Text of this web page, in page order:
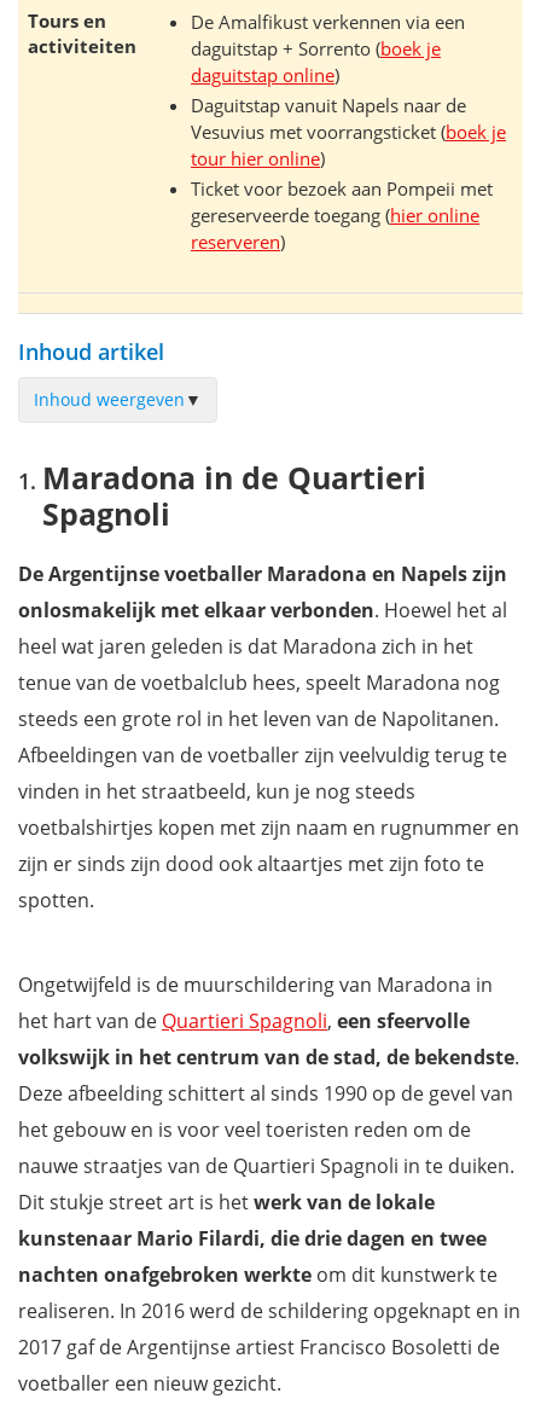
Tours en
activiteiten
De Amalfikust verkennen via een
daguitstap + Sorrento (boek je
daguitstap online)
Daguitstap vanuit Napels naar de
Vesuvius met voorrangsticket (boek je
tour hier online)
Ticket voor bezoek aan Pompeii met
gereserveerde toegang (hier online
reserveren)
Inhoud artikel
Inhoud weergeven ▼
Iside van Francisco Bosoletti
Vico Totò in de Napolitaanse wijk Quartieri Spagnoli
Cucù..Tetè van Diavù
Speranza Nascosta - Francisco Bosoletti
Maradona - Jorit
De engel van Zilda
Care for knowledge van MP5
Wil jij ook niets missen tijdens je bezoek aan Napels?
Maradona in de Quartieri
Spagnoli
De Argentijnse voetballer Maradona en Napelszijn
onlosmakelijk met elkaar verbonden. Hoewel het al
heel wat jaren geleden is dat Maradona zich in het
tenue van de voetbalclub hees, speelt Maradona nog
steeds een grote rol in het leven van de Napolitanen.
Afbeeldingen van de voetballer zijn veelvuldig terug te
vinden in het straatbeeld, kun je nog steeds
voetbalshirtjes kopen met zijn naam en rugnummer en
zijn er sinds zijn dood ook altaartjes met zijn foto te
spotten.
Ongetwijfeld is de muurschildering van Maradona in
het hart van de Quartieri Spagnoli, een sfeervolle
volkswijk in het centrum van de stad, de bekendste.
Deze afbeelding schittert al sinds 1990 op de gevel van
het gebouw en is voor veel toeristen reden om de
nauwe straatjes van de Quartieri Spagnoli in te duiken.
Dit stukje street art is hetwerk van de lokale
kunstenaar Mario Filardi, die drie dagen en twee
nachten onafgebroken werkte om dit kunstwerk te
realiseren. In 2016 werd de schildering opgeknapt en in
2017 gaf de Argentijnse artiest Francisco Bosoletti de
voetballer een nieuw gezicht.